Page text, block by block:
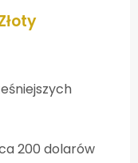
200 dolarów